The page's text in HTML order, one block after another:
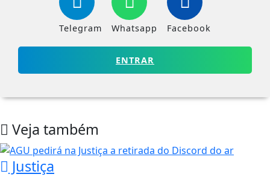
Telegram Whatsapp Facebook
ENTRAR
Veja também
Justiça